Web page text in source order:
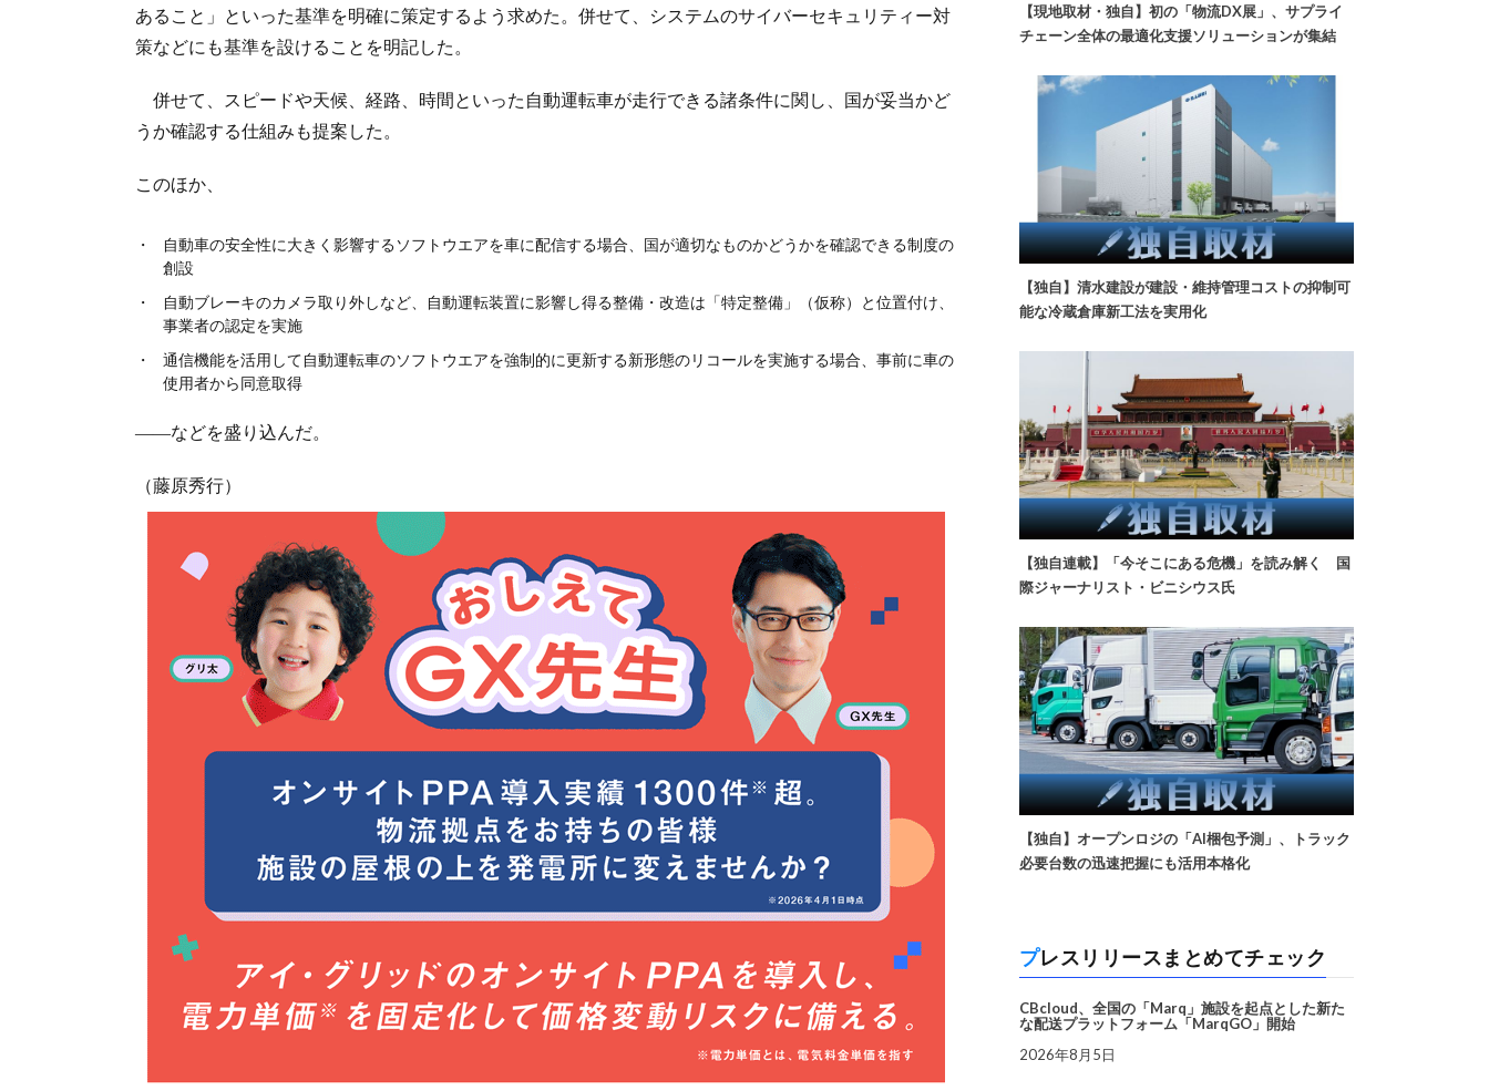
あること」といった基準を明確に策定するよう求めた。併せて、システムのサイバーセキュリティー対
策などにも基準を設けることを明記した。
併せて、スピードや天候、経路、時間といった自動運転車が走行できる諸条件に関し、国が妥当かど
うか確認する仕組みも提案した。
このほか、
自動車の安全性に大きく影響するソフトウエアを車に配信する場合、国が適切なものかどうかを確認できる制度の
創設
自動ブレーキのカメラ取り外しなど、自動運転装置に影響し得る整備・改造は「特定整備」（仮称）と位置付け、
事業者の認定を実施
通信機能を活用して自動運転車のソフトウエアを強制的に更新する新形態のリコールを実施する場合、事前に車の
使用者から同意取得
――などを盛り込んだ。
（藤原秀行）
【現地取材・独自】初の「物流DX展」、サプライ
チェーン全体の最適化支援ソリューションが集結
【独自】清水建設が建設・維持管理コストの抑制可
能な冷蔵倉庫新工法を実用化
【独自連載】「今そこにある危機」を読み解く 国
際ジャーナリスト・ビニシウス氏
【独自】オープンロジの「AI梱包予測」、トラック
必要台数の迅速把握にも活用本格化
プレスリリースまとめてチェック
CBcloud、全国の「Marq」施設を起点とした新た
な配送プラットフォーム「MarqGO」開始
2026年8月5日